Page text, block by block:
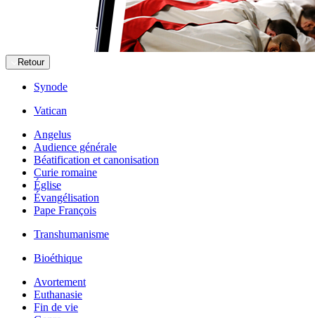
Retour
Synode
Vatican
Angelus
Audience générale
Béatification et canonisation
Curie romaine
Église
Évangélisation
Pape François
Transhumanisme
Bioéthique
Avortement
Euthanasie
Fin de vie